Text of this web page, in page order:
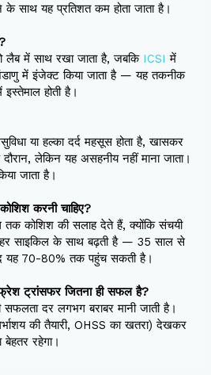
साथ यह प्रतिशत कम होता जाता है।
में साथ रखा जाता है, जबकि ICSI में
में इंजेक्ट किया जाता है — यह तकनीक
होती है।
या हल्का दर्द महसूस होता है, खासकर
लेकिन यह असहनीय नहीं माना जाता।
जाता है।
करनी चाहिए?
तक कोशिश की सलाह देते हैं, क्योंकि संचयी
साइकिल के साथ बढ़ती है — 35 साल से
यह 70-80% तक पहुंच सकती है।
फ्रेश ट्रांसफर जितना ही सफल है?
सफलता दर लगभग बराबर मानी जाती है।
की तैयारी, OHSS का खतरा) देखकर
रहेगा।